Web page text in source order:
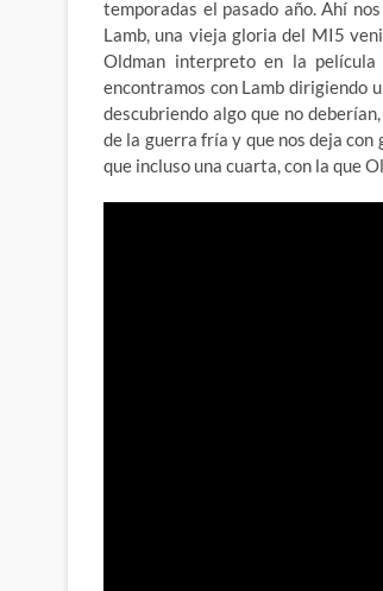
temporadas el pasado año. Ahí
Lamb, una vieja gloria del MI5
Oldman interpreto en la
encontramos con Lamb dirigiendo
descubriendo algo que no
de la guerra fría y que nos deja
que incluso una cuarta, con la que